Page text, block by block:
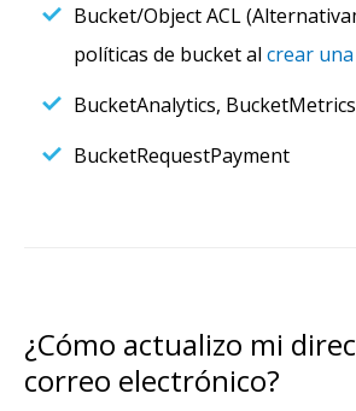
Bucket/Object ACL
políticas de bucket al crear una
BucketAnalytics, BucketMetrics
BucketRequestPayment
¿Cómo actualizo mi
correo electrónico?